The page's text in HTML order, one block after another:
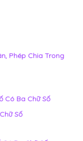
Phép Chia Trong
Có Ba Chữ Số
Số